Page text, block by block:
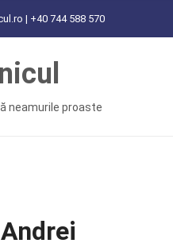
| +40 744 588 570
neamurile proaste